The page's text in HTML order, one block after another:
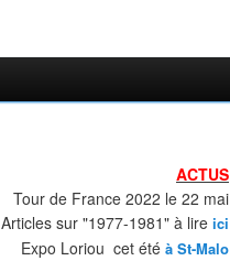
ACTUS
Tour de France 2022 le 22 mai
Articles sur "1977-1981" à lire ici
Expo Loriou cet été à St-Malo